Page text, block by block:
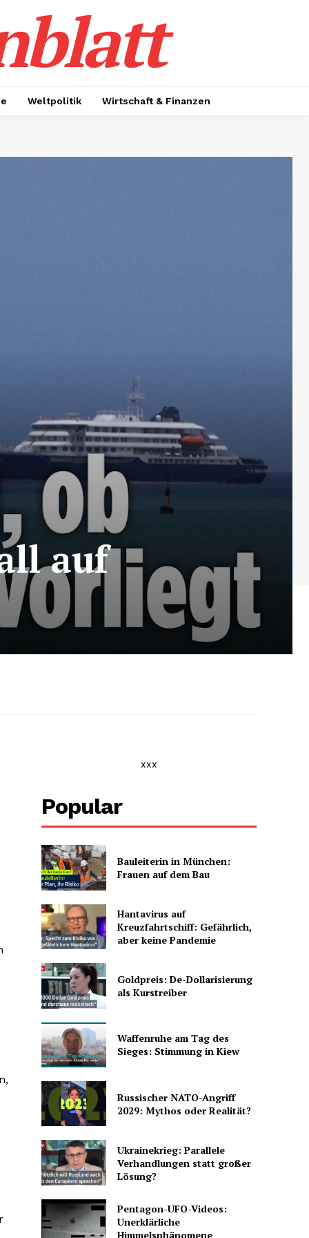
Weltpolitik Wirtschaft & Finanzen
auf
xxx
Popular
Bauleiterin in München:
Frauen auf dem Bau
Hantavirus auf
Kreuzfahrtschiff: Gefährlich,
aber keine Pandemie
Goldpreis: De-Dollarisierung
als Kurstreiber
Waffenruhe am Tag des
Sieges: Stimmung in Kiew
Russischer NATO-Angriff
2029: Mythos oder Realität?
Ukrainekrieg: Parallele
Verhandlungen statt großer
Lösung?
Pentagon-UFO-Videos:
Unerklärliche
Himmelsphänomene